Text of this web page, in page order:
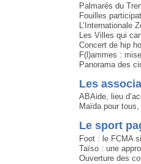
Palmarès du
Fouilles
L’Internationale
Les Villes qui
Concert de hip
F(l)ammes :
Panorama des
Les
ABAide, lieu
Maïda pour
Le sport
Foot : le FCMA
Taïso : une
Ouverture des